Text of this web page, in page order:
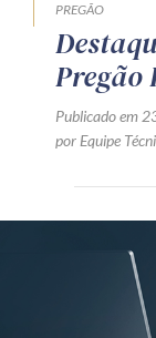
PREGÃO
Pregão
Publicado em
por Equipe